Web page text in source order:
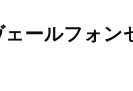
ールフォン